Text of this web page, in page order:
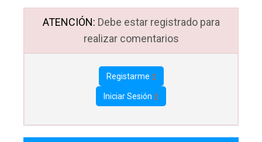
ATENCIÓN: Debe estar registrado para
realizar comentarios
Registarme
Iniciar Sesión